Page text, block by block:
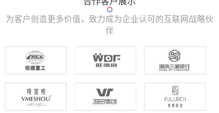
为客户创造更多价值，致力成为企业认可的互联网战略伙
伴